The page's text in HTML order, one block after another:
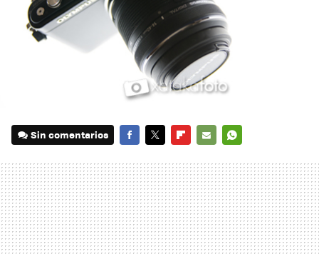
Sin comentarios
MAIL